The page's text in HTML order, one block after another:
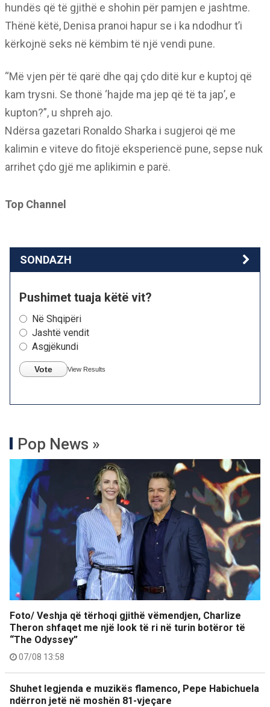
hundës që të gjithë e shohin për pamjen e jashtme.
Thënë këtë, Denisa pranoi hapur se i ka ndodhur t’i
kërkojnë seks në këmbim të një vendi pune.
“Më vjen për të qarë dhe qaj çdo ditë kur e kuptoj që
kam trysni. Se thonë ‘hajde ma jep që të ta jap’, e
kupton?”, u shpreh ajo.
Ndërsa gazetari Ronaldo Sharka i sugjeroi që me
kalimin e viteve do fitojë eksperiencë pune, sepse nuk
arrihet çdo gjë me aplikimin e parë.
Top Channel
SONDAZH
Pushimet tuaja këtë vit?
Në Shqipëri
Jashtë vendit
Asgjëkundi
Vote View Results
Pop News »
Foto/ Veshja që tërhoqi gjithë vëmendjen, Charlize
Theron shfaqet me një look të ri në turin botëror të
“The Odyssey”
07/08 13:58
Shuhet legjenda e muzikës flamenco, Pepe Habichuela
ndërron jetë në moshën 81-vjeçare